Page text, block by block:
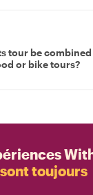
tour be
or bike tours?
sont toujours